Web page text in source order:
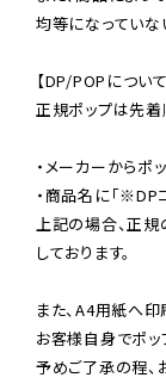
均等になっていな
【DP/POPについて
正規ポップは先着
・メーカーから
・商品名に「※DP
上記の場合、正
しております。
また、A4用紙へ印
お客様自身でポッ
予めご了承の程、